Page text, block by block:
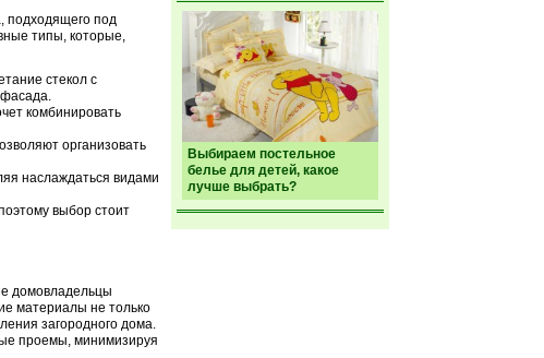
Выбираем постельное
белье для детей, какое
лучше выбрать?
подходящего под
типы, которые,
стекол с
фасада.
комбинировать
организовать
наслаждаться видами
выбор стоит
домовладельцы
материалы не только
загородного дома.
проемы, минимизируя